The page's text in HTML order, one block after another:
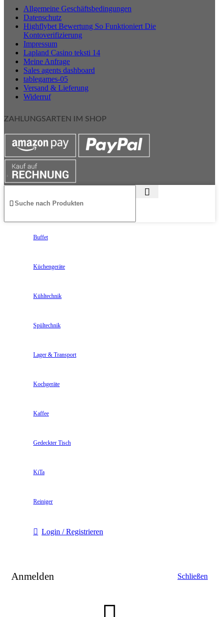
Allgemeine Geschäftsbedingungen
Datenschutz
Highflybet Bewertung So Funktioniert Die
Kontoverifizierung
Impressum
Lapland Casino teksti 14
Meine Anfrage
Sales agents dashboard
tablegames-05
Versand & Lieferung
Widerruf
ZAHLUNGSARTEN IM SHOP
Buffet
Küchengeräte
Kühltechnik
Spültechnik
Lager & Transport
Kochgeräte
Kaffee
Gedeckter Tisch
KiTa
Reiniger
Login / Registrieren
Anmelden Schließen